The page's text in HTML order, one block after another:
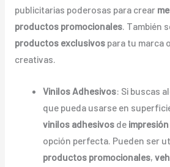
publicitarias poderosas para crear
productos promocionales. También
productos exclusivospara tu marca
creativas.
Vinilos Adhesivos: Si buscas
que pueda usarse en
vinilos adhesivos de
opción perfecta. Pueden ser
productos promocionales,